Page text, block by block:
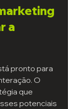
a
pronto para
O
que
potenciais